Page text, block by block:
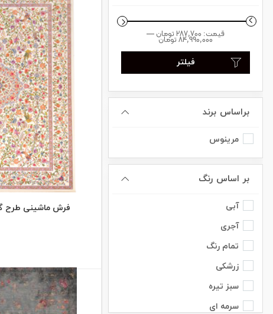
فیلتر
قیمت:287,700 تومان — 84,990,000 تومان
براساس برند
مرینوس
بر اساس رنگ
آبی
آجری
تمام رنگ
زرشکی
سبز تیره
سرمه ای
فرش ماشینی طرح گل